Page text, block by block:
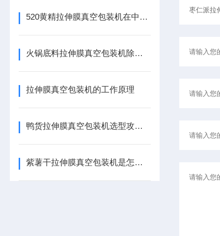
520黄精拉伸膜真空包装机在中药饮片及休闲食品中的应用
火锅底料拉伸膜真空包装机除了看产能，这3个防胀气细节至关重要
拉伸膜真空包装机的工作原理
鸭货拉伸膜真空包装机选型攻略：如何锁定卤味产线的“黄金搭档”
紫薯干拉伸膜真空包装机是怎么工作？